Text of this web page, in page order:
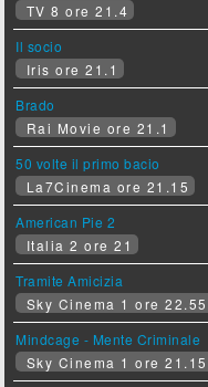
TV 8 ore 21.4
Il socio
Iris ore 21.1
Brado
Rai Movie ore 21.1
50 volte il primo bacio
La7Cinema ore 21.15
American Pie 2
Italia 2 ore 21
Tramite Amicizia
Sky Cinema 1 ore 22.55
Mindcage - Mente Criminale
Sky Cinema 1 ore 21.15